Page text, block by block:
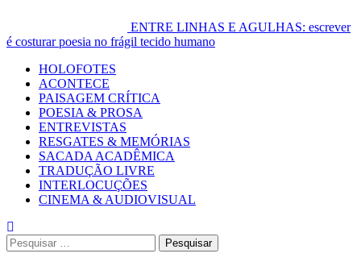
ENTRE LINHAS E AGULHAS: escrever
é costurar poesia no frágil tecido humano
Primary
Menu
HOLOFOTES
ACONTECE
PAISAGEM CRÍTICA
POESIA & PROSA
ENTREVISTAS
RESGATES & MEMÓRIAS
SACADA ACADÊMICA
TRADUÇÃO LIVRE
INTERLOCUÇÕES
CINEMA & AUDIOVISUAL
Pesquisar
por: